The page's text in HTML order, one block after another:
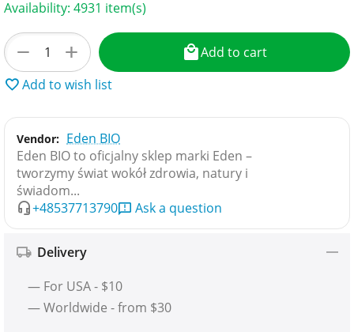
Availability: 4931 item(s)
+
−
Add to cart
Add to wish list
Vendor: Eden BIO
Eden BIO to oficjalny sklep marki Eden –
tworzymy świat wokół zdrowia, natury i
świadom...
+48537713790
Ask a question
Delivery
— For USA - $10
— Worldwide - from $30